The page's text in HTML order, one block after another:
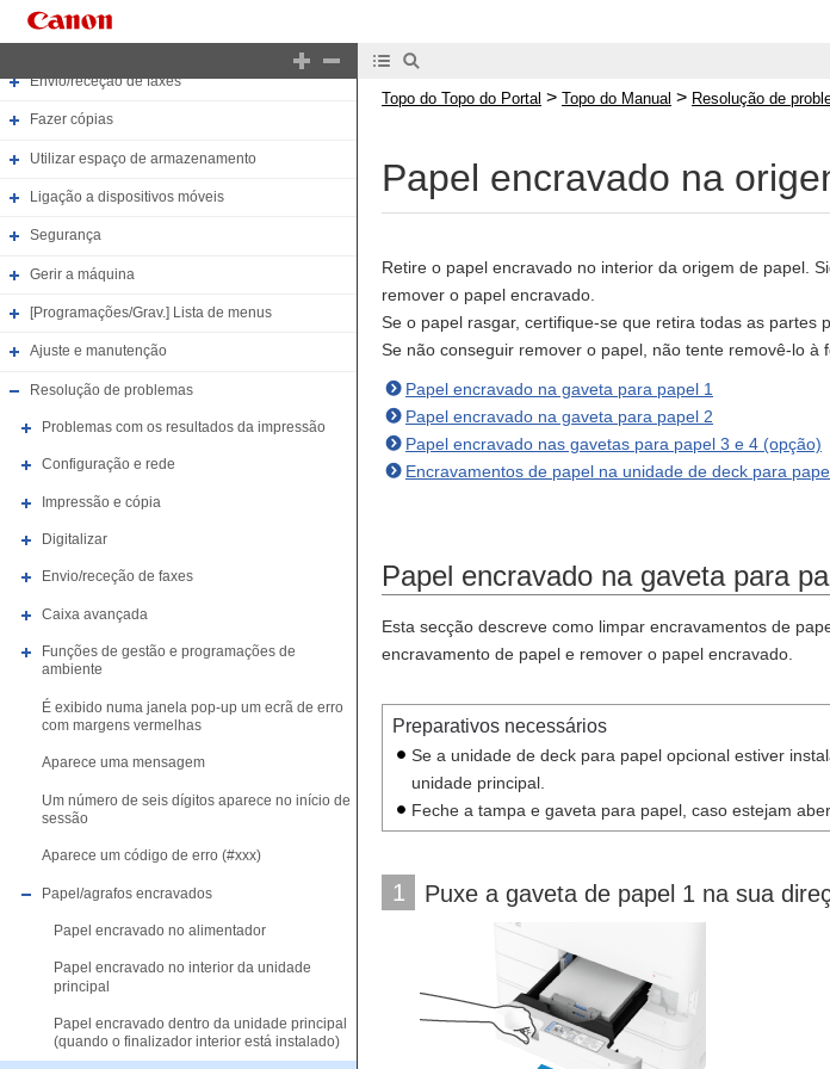
Digitalizar
Envio/receção de faxes
Fazer cópias
Utilizar espaço de armazenamento
Ligação a dispositivos móveis
Segurança
Gerir a máquina
[Programações/Grav.] Lista de menus
Ajuste e manutenção
Resolução de problemas
Problemas com os resultados da impressão
Configuração e rede
Impressão e cópia
Digitalizar
Envio/receção de faxes
Caixa avançada
Funções de gestão e programações de
ambiente
É exibido numa janela pop-up um ecrã de erro
com margens vermelhas
Aparece uma mensagem
Um número de seis dígitos aparece no início de
sessão
Aparece um código de erro (#xxx)
Papel/agrafos encravados
Papel encravado no alimentador
Papel encravado no interior da unidade
principal
Papel encravado dentro da unidade principal
(quando o finalizador interior está instalado)
Topo do Topo do Portal > Topo do Manual > Resolução de
Papel encravado na
Retire o papel encravado no interior da origem de papel.
remover o papel encravado.
Se o papel rasgar, certifique-se que retira todas as partes
Se não conseguir remover o papel, não tente removê-lo à
Papel encravado na gaveta para papel 1
Papel encravado na gaveta para papel 2
Papel encravado nas gavetas para papel 3 e 4 (opção)
Encravamentos de papel na unidade de deck para
Papel encravado na gaveta para
Esta secção descreve como limpar encravamentos de
encravamento de papel e remover o papel encravado.
Preparativos necessários
Se a unidade de deck para papel opcional estiver
unidade principal.
Feche a tampa e gaveta para papel, caso estejam
1 Puxe a gaveta de papel 1 na sua